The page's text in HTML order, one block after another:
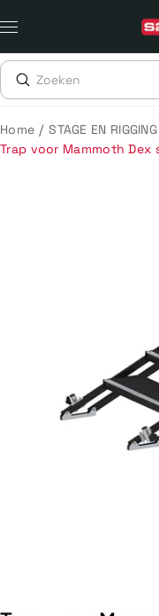
naar
content
Home / STAGE EN RIGGING
Trap voor Mammoth Dex